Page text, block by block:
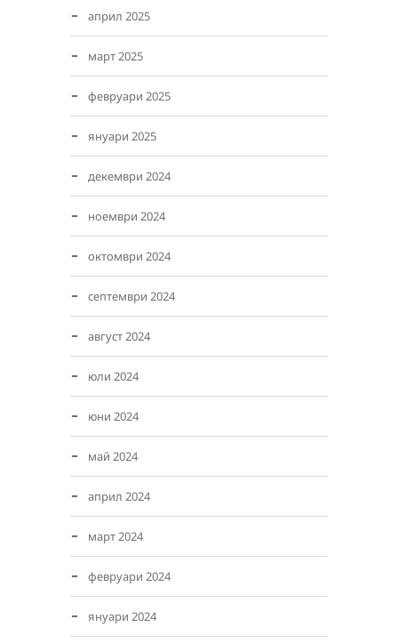
април 2025
март 2025
февруари 2025
януари 2025
декември 2024
ноември 2024
октомври 2024
септември 2024
август 2024
юли 2024
юни 2024
май 2024
април 2024
март 2024
февруари 2024
януари 2024